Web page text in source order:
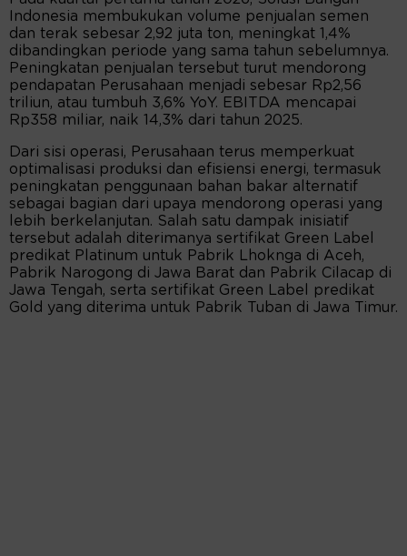
Indonesia membukukan volume penjualan semen
dan terak sebesar 2,92 juta ton, meningkat 1,4%
dibandingkan periode yang sama tahun sebelumnya.
Peningkatan penjualan tersebut turut mendorong
pendapatan Perusahaan menjadi sebesar Rp2,56
triliun, atau tumbuh 3,6% YoY. EBITDA mencapai
Rp358 miliar, naik 14,3% dari tahun 2025.
Dari sisi operasi, Perusahaan terus memperkuat
optimalisasi produksi dan efisiensi energi, termasuk
peningkatan penggunaan bahan bakar alternatif
sebagai bagian dari upaya mendorong operasi yang
lebih berkelanjutan. Salah satu dampak inisiatif
tersebut adalah diterimanya sertifikat Green Label
predikat Platinum untuk Pabrik Lhoknga di Aceh,
Pabrik Narogong di Jawa Barat dan Pabrik Cilacap di
Jawa Tengah, serta sertifikat Green Label predikat
Gold yang diterima untuk Pabrik Tuban di Jawa Timur.